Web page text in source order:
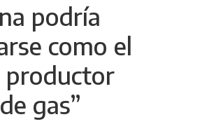
podría
como el
productor
gas”